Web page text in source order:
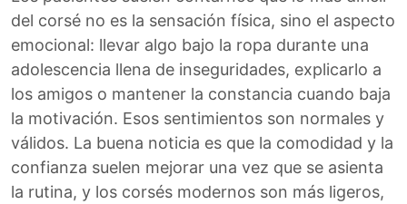
del corsé no es la sensación física, sino el aspecto
emocional: llevar algo bajo la ropa durante una
adolescencia llena de inseguridades, explicarlo a
los amigos o mantener la constancia cuando baja
la motivación. Esos sentimientos son normales y
válidos. La buena noticia es que la comodidad y la
confianza suelen mejorar una vez que se asienta
la rutina, y los corsés modernos son más ligeros,